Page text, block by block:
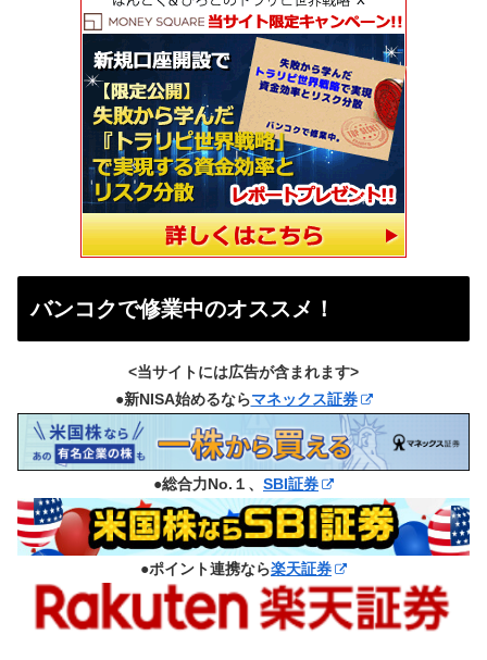
バンコクで修業中のオススメ！
<当サイトには広告が含まれます>
●新NISA始めるならマネックス証券
●総合力No.１、 SBI証券
●ポイント連携なら楽天証券